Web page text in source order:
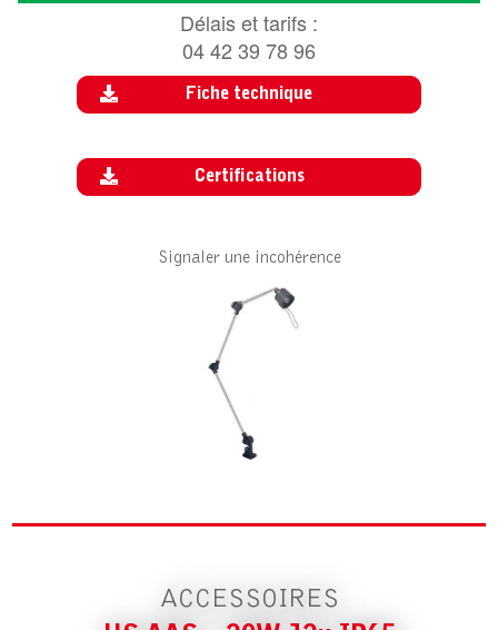
Délais et tarifs :
04 42 39 78 96
Fiche technique
Certifications
Signaler une incohérence
ACCESSOIRES
ACCESSOIRE POUR HS AAS – 20W 12V